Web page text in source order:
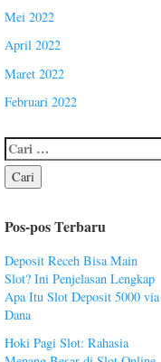
Mei 2022
April 2022
Maret 2022
Februari 2022
Pos-pos Terbaru
Deposit Receh Bisa Main
Slot? Ini Penjelasan Lengkap
Apa Itu Slot Deposit 5000 via
Dana
Hoki Pagi Slot: Rahasia